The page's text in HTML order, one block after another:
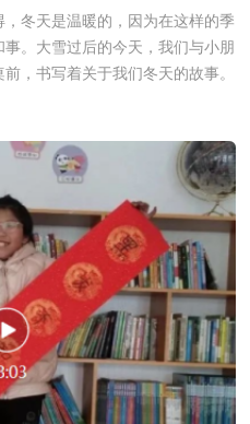
冬天是温暖的，因为在这样的季
。大雪过后的今天，我们与小朋
，书写着关于我们冬天的故事。